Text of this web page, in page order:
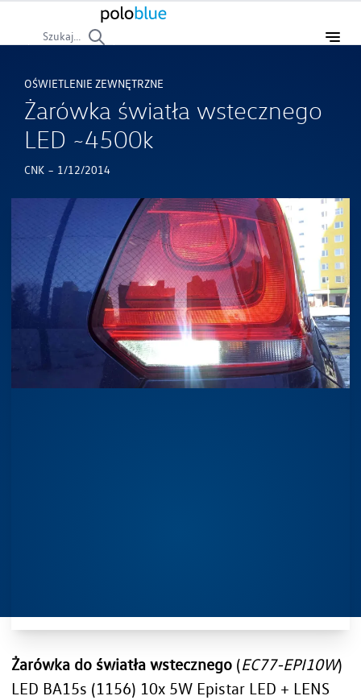
Szukaj...
Żarówka światła wstecznego
LED ~4500k
OŚWIETLENIE ZEWNĘTRZNE
CNK - 1/12/2014
Żarówka do światła wstecznego (EC77-EPI10W)
LED BA15s (1156) 10x 5W Epistar LED + LENS